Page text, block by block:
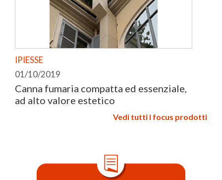
IPIESSE
01/10/2019
Canna fumaria compatta ed essenziale,
ad alto valore estetico
Vedi tutti i focus prodotti